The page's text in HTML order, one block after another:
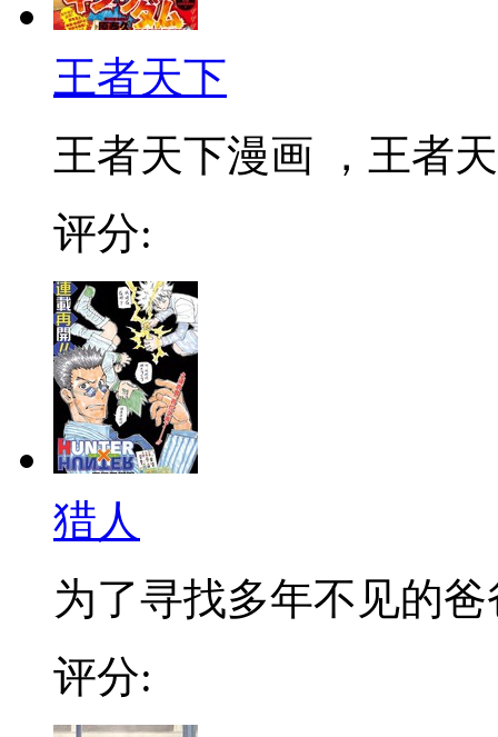
王者天下
王者天下漫画 ，王者
评分:
猎人
为了寻找多年不见的爸
评分: